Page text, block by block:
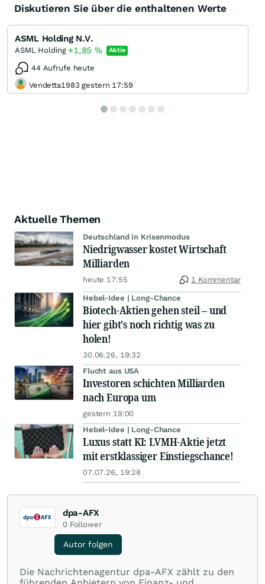
Diskutieren Sie über die enthaltenen Werte
ASML Holding N.V.
ASML Holding +1,85 % Aktie
44 Aufrufe heute
Vendetta1983 gestern 17:59
Aktuelle Themen
Deutschland in Krisenmodus
Niedrigwasser kostet Wirtschaft
Milliarden
heute 17:55 1 Kommentar
Hebel-Idee | Long-Chance
Biotech-Aktien gehen steil – und
hier gibt's noch richtig was zu
holen!
30.06.26, 19:32
Flucht aus USA
Investoren schichten Milliarden
nach Europa um
gestern 19:00
Hebel-Idee | Long-Chance
Luxus statt KI: LVMH-Aktie jetzt
mit erstklassiger Einstiegschance!
07.07.26, 19:28
dpa-AFX
0 Follower
Autor folgen
Die Nachrichtenagentur dpa-AFX zählt zu den